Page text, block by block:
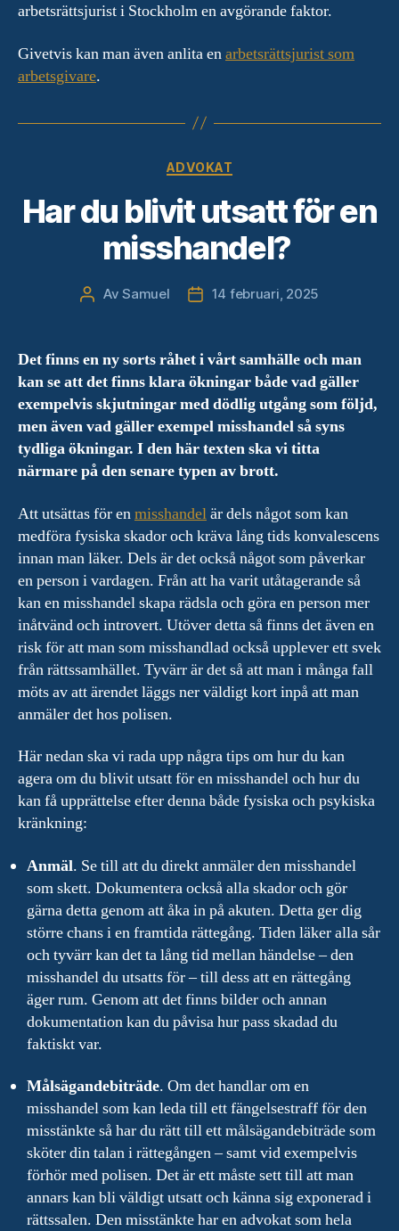
arbetsrättsjurist i Stockholm en avgörande faktor.
Givetvis kan man även anlita enarbetsrättsjurist som
arbetsgivare.
Kategorier
ADVOKAT
Har du blivit utsatt för en
misshandel?
Inläggsförfattare
AvSamuel Inläggsdatum
14 februari, 2025
Det finns en ny sorts råhet i vårt samhälle och man
kan se att det finns klara ökningar både vad gäller
exempelvis skjutningar med dödlig utgång som följd,
men även vad gäller exempel misshandel så syns
tydliga ökningar. I den här texten ska vi titta
närmare på den senare typen av brott.
Att utsättas för enmisshandelär dels något som kan
medföra fysiska skador och kräva lång tids konvalescens
innan man läker. Dels är det också något som påverkar
en person i vardagen. Från att ha varit utåtagerande så
kan en misshandel skapa rädsla och göra en person mer
inåtvänd och introvert. Utöver detta så finns det även en
risk för att man som misshandlad också upplever ett svek
från rättssamhället. Tyvärr är det så att man i många fall
möts av att ärendet läggs ner väldigt kort inpå att man
anmäler det hos polisen.
Här nedan ska vi rada upp några tips om hur du kan
agera om du blivit utsatt för en misshandel och hur du
kan få upprättelse efter denna både fysiska och psykiska
kränkning:
Anmäl. Se till att du direkt anmäler den misshandel
som skett. Dokumentera också alla skador och gör
gärna detta genom att åka in på akuten. Detta ger dig
större chans i en framtida rättegång. Tiden läker alla sår
och tyvärr kan det ta lång tid mellan händelse – den
misshandel du utsatts för – till dess att en rättegång
äger rum. Genom att det finns bilder och annan
dokumentation kan du påvisa hur pass skadad du
faktiskt var.
Målsägandebiträde. Om det handlar om en
misshandel som kan leda till ett fängelsestraff för den
misstänkte så har du rätt till ett målsägandebiträde som
sköter din talan i rättegången – samt vid exempelvis
förhör med polisen. Det är ett måste sett till att man
annars kan bli väldigt utsatt och känna sig exponerad i
rättssalen. Den misstänkte har en advokat som hela